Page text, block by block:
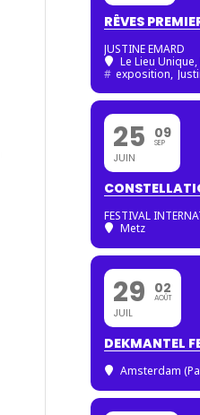
RÊVES
JUSTINE EMARD
Le Lieu
# exposition,
25
JUIN
09
SEP
FESTIVAL
Metz
29
JUIL
02
AOÛT
DEKMANTEL
Amsterdam